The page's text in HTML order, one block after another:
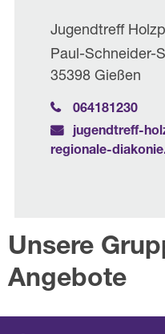
Jugendtreff
Paul-Schneider-
35398 Gießen
064181230
jugendtreff-
regionale-
Unsere
Angebote